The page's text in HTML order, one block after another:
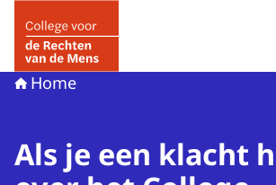
Home
Als je een klacht